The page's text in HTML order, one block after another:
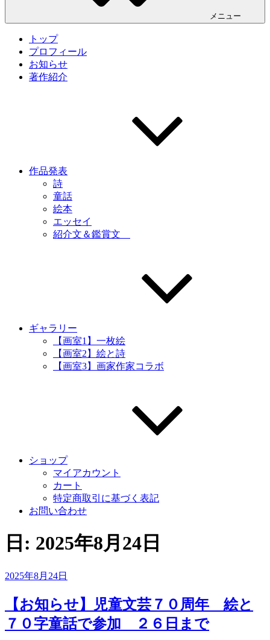
メニュー
トップ
プロフィール
お知らせ
著作紹介
作品発表
詩
童話
絵本
エッセイ
紹介文＆鑑賞文
ギャラリー
【画室1】一枚絵
【画室2】絵と詩
【画室3】画家作家コラボ
ショップ
マイアカウント
カート
特定商取引に基づく表記
お問い合わせ
日: 2025年8月24日
投
日:
2025年8月24日
【お知らせ】児童文芸７０周年 絵と
７０字童話で参加 ２６日まで